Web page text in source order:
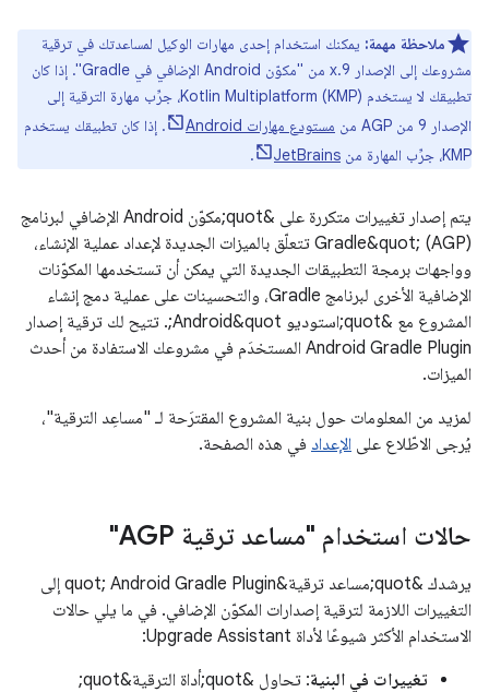
ملاحظة مهمة: يمكنك استخدام إحدى مهارات الوكيل لمساعدتك في ترقية
مشروعك إلى الإصدار 9.x من "مكوّن Android الإضافي في Gradle". إذا كان
تطبيقك لا يستخدم Kotlin Multiplatform (KMP)، جرِّب مهارة الترقية إلى
الإصدار 9 من AGP من
مستودع مهارات Android
. إذا كان تطبيقك يستخدم
KMP، جرِّب المهارة من
JetBrains
.
يتم إصدار تغييرات متكررة على &quot;مكوّن Android الإضافي لبرنامج
Gradle&quot; (AGP) تتعلّق بالميزات الجديدة لإعداد عملية الإنشاء،
وواجهات برمجة التطبيقات الجديدة التي يمكن أن تستخدمها المكوّنات
الإضافية الأخرى لبرنامج Gradle، والتحسينات على عملية دمج إنشاء
المشروع مع &quot;استوديو Android&quot;. تتيح لك ترقية إصدار
Android Gradle Plugin المستخدَم في مشروعك الاستفادة من أحدث
الميزات.
لمزيد من المعلومات حول بنية المشروع المقترَحة لـ "مساعِد الترقية"،
يُرجى الاطّلاع على الإعداد في هذه الصفحة.
حالات استخدام "مساعد ترقية AGP"
يرشدك &quot;مساعد ترقية&quot; Android Gradle Plugin إلى
التغييرات اللازمة لترقية إصدارات المكوّن الإضافي. في ما يلي حالات
الاستخدام الأكثر شيوعًا لأداة Upgrade Assistant:
تغييرات في البنية
: تحاول &quot;أداة الترقية&quot;